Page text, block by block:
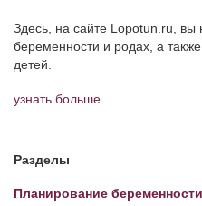
КОНКУРСЫ
СООБЩЕСТВА
БЛОГИ
Календарь беременности
Здесь, на сайте Lopotun.ru, вы
беременности и родах, а
детей.
узнать больше
Разделы
Планирование беременности